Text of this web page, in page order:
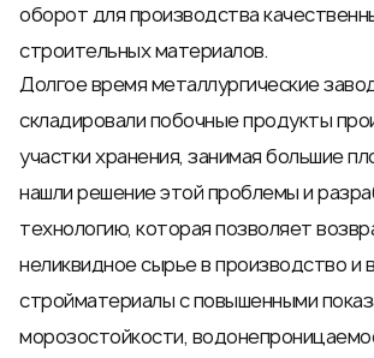
оборот для производства
строительных материалов.
Долгое время металлургические
складировали побочные продукты
участки хранения, занимая большие
нашли решение этой проблемы и
технологию, которая позволяет
неликвидное сырье в производство и
стройматериалы с повышенными
морозостойкости,